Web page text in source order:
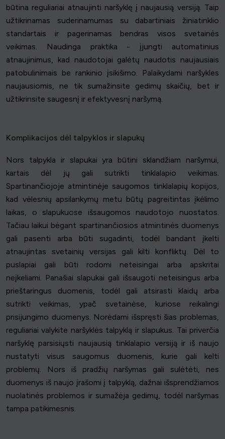
būtina reguliariai atnaujinti naršyklę į naujausią versiją. Taip
užtikrinamas suderinamumas su dabartiniais žiniatinklio
standartais ir pagerinamas bendras visos svetainės
veikimas. Naudinga praktika - įjungti automatinius
atnaujinimus, kad naudotojai galėtų naudotis naujausiais
patobulinimais be rankinio įsikišimo. Palaikydami naršykles
naujausiomis, ne tik sumažinsite gedimų skaičių, bet ir
užtikrinsite saugesnį ir efektyvesnį naršymą.
Komplikacijos dėl talpyklos ir slapukų
Nors talpykla ir slapukai yra būtini sklandžiam naršymui,
kartais dėl jų gali sutrikti tinklalapio veikimas.
Spartinančiojoje atmintinėje saugomos tinklalapių kopijos,
kad vėlesnių apsilankymų metu būtų pagreitintas įkėlimo
laikas, o slapukuose išsaugomos naudotojo nuostatos.
Tačiau laikui bėgant spartinančiosios atmintinės duomenys
gali pasenti arba būti sugadinti, todėl bandant įkelti
atnaujintas svetainių versijas gali kilti konfliktų. Dėl to
puslapiai gali būti rodomi neteisingai arba apskritai
neįkeliami. Panašiai slapukai gali išsaugoti neteisingus arba
prieštaringus duomenis, todėl gali atsirasti klaidų arba
sutrikti veikimas, ypač svetainėse, kuriose reikalingi
prisijungimo duomenys. Norėdami išspręsti šias problemas,
reguliariai valykite naršyklės talpyklą ir slapukus. Tai priverčia
naršyklę parsisiųsti naujausią tinklalapio versiją ir iš naujo
nustatyti visus saugomus duomenis, kurie gali kelti
problemų. Nors iš pradžių naršymas gali sulėtėti, nes
duomenys iš naujo įrašomi į talpyklą, dažnai išsprendžiamos
nuolatinės problemos ir sumažėja gedimų, todėl naršymas
tampa patikimesnis.